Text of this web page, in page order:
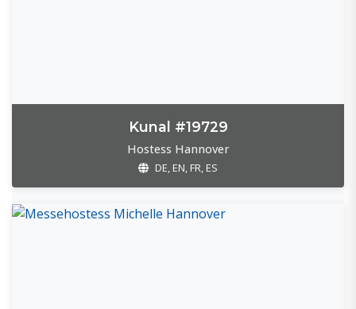
Kunal #19729
Hostess Hannover
DE, EN, FR, ES